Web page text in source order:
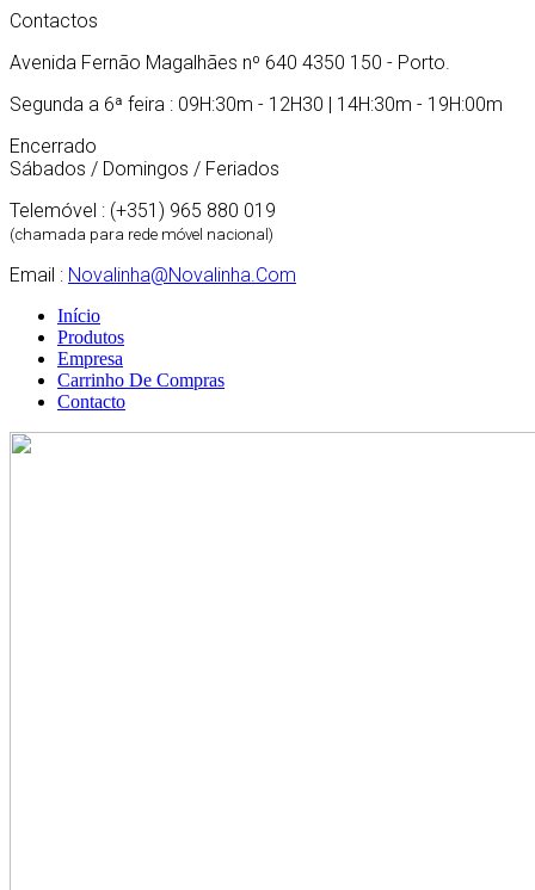
Contactos
Avenida Fernão Magalhães nº 640 4350 150 - Porto.
Segunda a 6ª feira : 09H:30m - 12H30 | 14H:30m - 19H:00m
Encerrado
Sábados / Domingos / Feriados
Telemóvel : (+351) 965 880 019
(chamada para rede móvel nacional)
Email : Novalinha@novalinha.com
Início
Produtos
Empresa
Carrinho De Compras
Contacto